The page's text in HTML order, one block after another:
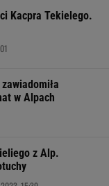
Kacpra Tekielego.
w Alpach
z Alp.